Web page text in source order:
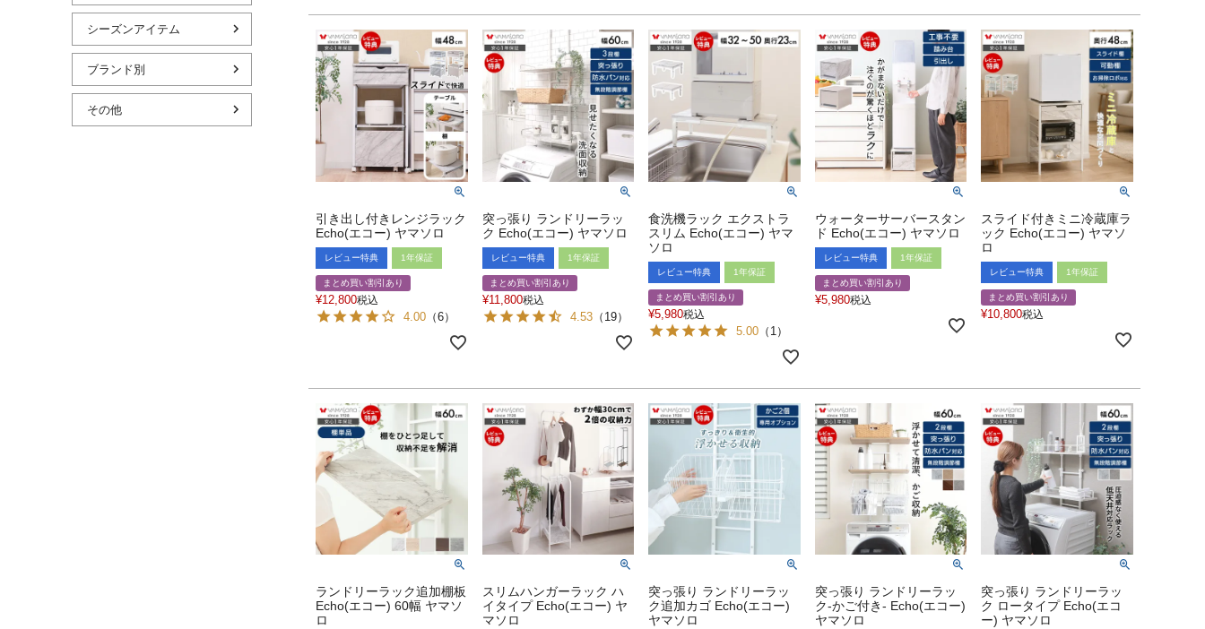
シーズンアイテム
ブランド別
その他
引き出し付きレンジラック
Echo(エコー) ヤマソロ
レビュー特典 1年保証
まとめ買い割引あり
¥12,800税込
4.00 （6）
突っ張り ランドリーラッ
ク Echo(エコー) ヤマソロ
レビュー特典 1年保証
まとめ買い割引あり
¥11,800税込
4.53（ 19）
食洗機ラック エクストラ
スリム Echo(エコー) ヤマ
ソロ
レビュー特典 1年保証
まとめ買い割引あり
¥5,980税込
5.00 （ 1 ）
ウォーターサーバースタン
ド Echo(エコー) ヤマソロ
レビュー特典 1年保証
まとめ買い割引あり
¥5,980税込
スライド付きミニ冷蔵庫ラ
ック Echo(エコー) ヤマソ
ロ
レビュー特典 1年保証
まとめ買い割引あり
¥10,800税込
ランドリーラック追加棚板
Echo(エコー) 60幅 ヤマソ
ロ
スリムハンガーラック ハ
イタイプ Echo(エコー) ヤ
マソロ
突っ張り ランドリーラッ
ク追加カゴ Echo(エコー)
ヤマソロ
突っ張り ランドリーラッ
ク-かご付き- Echo(エコー)
ヤマソロ
突っ張り ランドリーラッ
ク ロータイプ Echo(エコ
ー) ヤマソロ